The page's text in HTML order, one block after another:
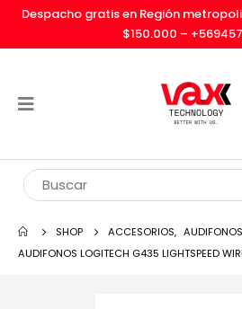
Despacho gratis en Región
$150.000 –
SHOP ACCESORIOS, AUDIFONOS
AUDIFONOS LOGITECH G435 LIGHTSPEED